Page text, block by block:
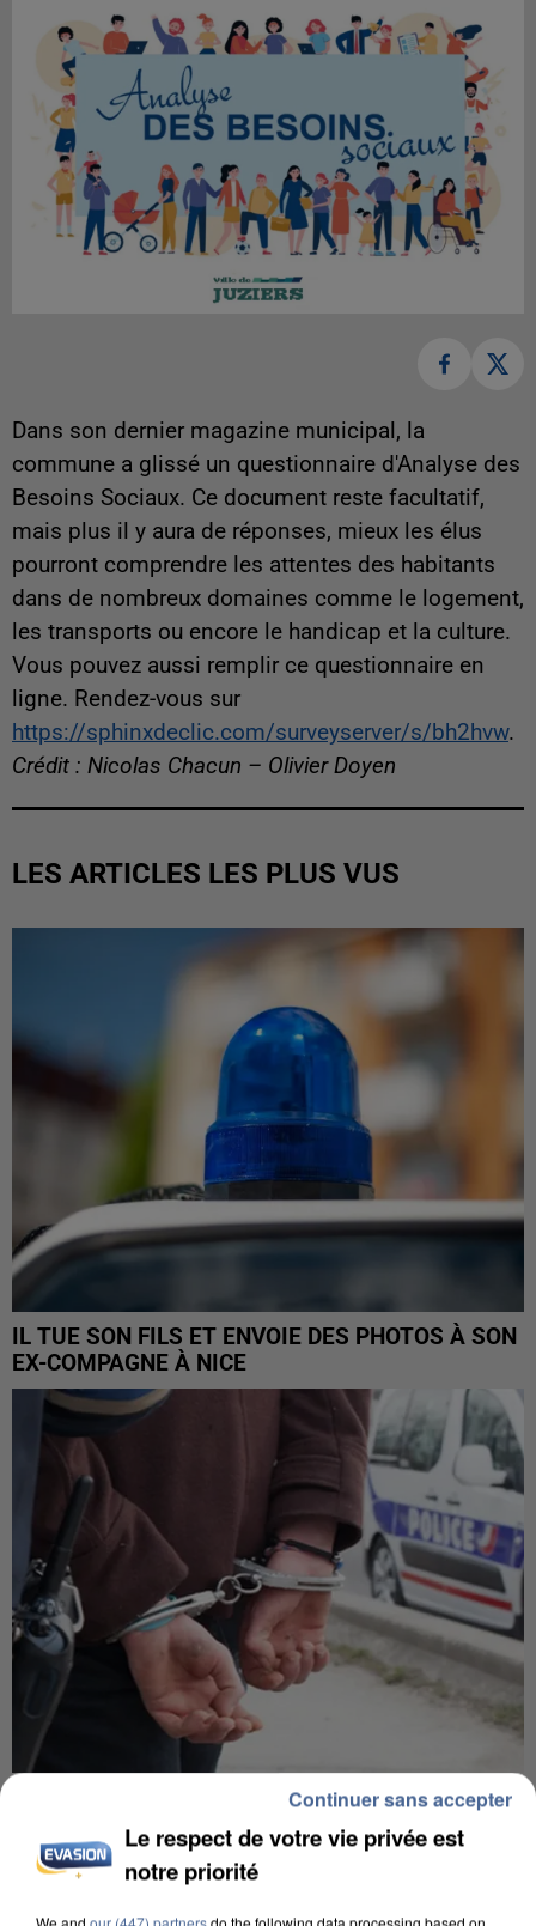
Dans son dernier magazine municipal, la
commune a glissé un questionnaire d'Analyse des
Besoins Sociaux. Ce document reste facultatif,
mais plus il y aura de réponses, mieux les élus
pourront comprendre les attentes des habitants
dans de nombreux domaines comme le logement,
les transports ou encore le handicap et la culture.
Vous pouvez aussi remplir ce questionnaire en
ligne. Rendez-vous sur
https://sphinxdeclic.com/surveyserver/s/bh2hvw.
Crédit : Nicolas Chacun – Olivier Doyen
LES ARTICLES LES PLUS VUS
IL TUE SON FILS ET ENVOIE DES PHOTOS À SON
EX-COMPAGNE À NICE
L’UN DES FONDATEURS SUPPOSÉS DE LA DZ
MAFIA INTERPELLÉ EN ALGÉRIE
Le respect de votre vie privée est
notre priorité
We and our (447) partnersdo the following data processing based on
Continuer sans accepter